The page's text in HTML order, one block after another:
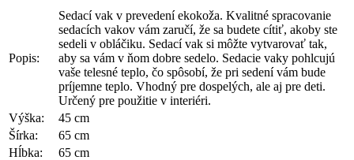
Popis:
Sedací vak v prevedení ekokoža. Kvalitné spracovanie
sedacích vakov vám zaručí, že sa budete cítiť, akoby ste
sedeli v obláčiku. Sedací vak si môžte vytvarovať tak,
aby sa vám v ňom dobre sedelo. Sedacie vaky pohlcujú
vaše telesné teplo, čo spôsobí, že pri sedení vám bude
príjemne teplo. Vhodný pre dospelých, ale aj pre deti.
Určený pre použitie v interiéri.
Výška:
45 cm
Šírka:
65 cm
Hĺbka:
65 cm